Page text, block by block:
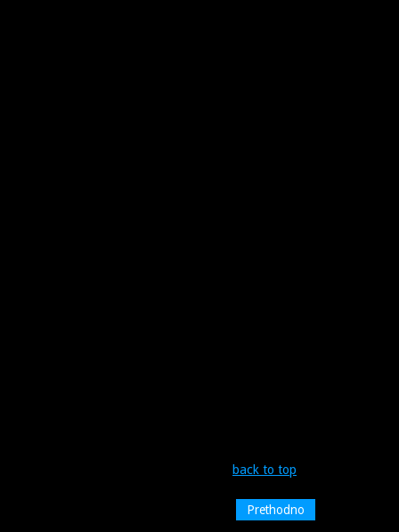
back to top
Prethodno